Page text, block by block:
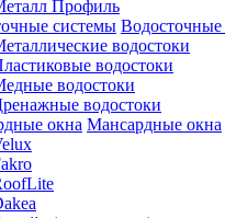
Профиль
системы
водостоки
водостоки
водостоки
водостоки
окна Мансардные окна